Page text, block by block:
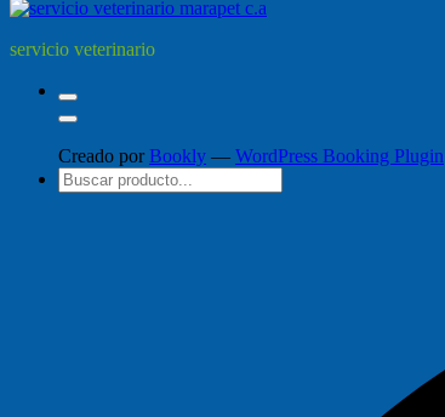
servicio veterinario
Creado por Bookly — WordPress Booking Plugin